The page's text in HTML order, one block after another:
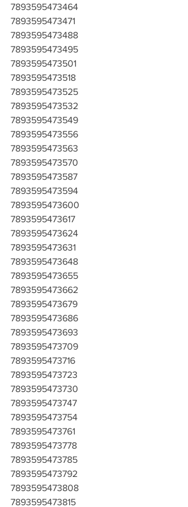
7893595473464
7893595473471
7893595473488
7893595473495
7893595473501
7893595473518
7893595473525
7893595473532
7893595473549
7893595473556
7893595473563
7893595473570
7893595473587
7893595473594
7893595473600
7893595473617
7893595473624
7893595473631
7893595473648
7893595473655
7893595473662
7893595473679
7893595473686
7893595473693
7893595473709
7893595473716
7893595473723
7893595473730
7893595473747
7893595473754
7893595473761
7893595473778
7893595473785
7893595473792
7893595473808
7893595473815